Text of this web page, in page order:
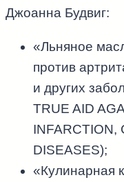
Джоанна Будвиг:
«Льняное
против
и других
TRUE AID
INFARCTION,
DISEASES);
«Кулинарная